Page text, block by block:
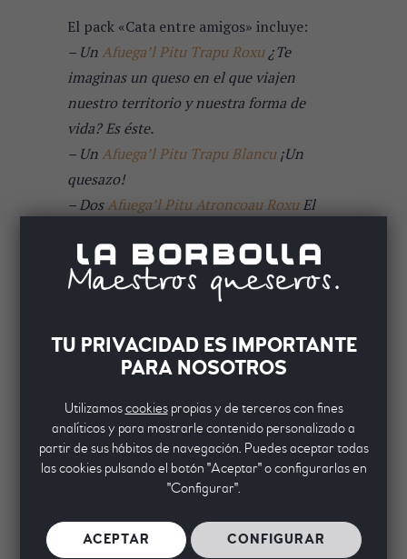
El pack «Cata entre amigos» incluye:
– UnAfuega’l Pitu Trapu Roxu¿Te
imaginas un queso en el que viajen
nuestro territorio y nuestra forma de
vida? Es éste.
– UnAfuega’l Pitu Trapu Blancu¡Un
quesazo!
– DosAfuega’l Pitu Atroncoau RoxuEl
locas de los quesos.
– Dos Afuega’l Pitu Atroncau Blancu
Habitual en las cartas de restaurantes de
PRODUCTOS RELACIONADOS
TU PRIVACIDAD ES IMPORTANTE
PARA NOSOTROS
Utilizamoscookiespropias y de terceros con fines
analíticos y para mostrarle contenido personalizado a
partir de sus hábitos de navegación. Puedes aceptar todas
las cookies pulsando el botón "Aceptar" o configurarlas en
"Configurar".
ACEPTAR CONFIGURAR